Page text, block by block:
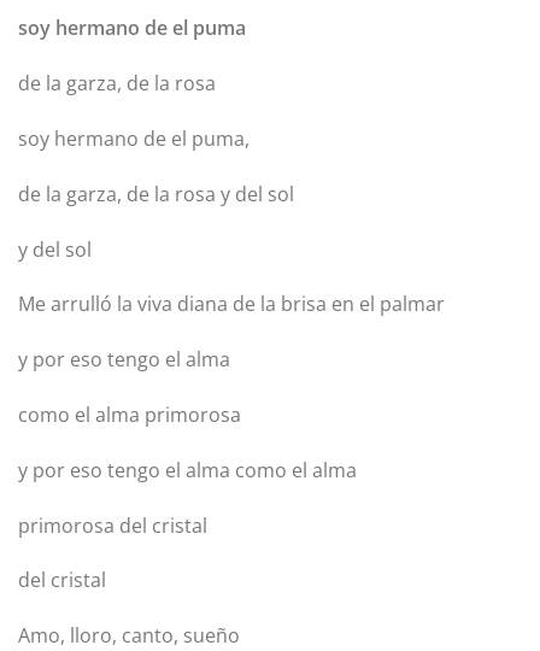
soy hermano de el puma
de la garza, de la rosa
soy hermano de el puma,
de la garza, de la rosa y del sol
y del sol
Me arrulló la viva diana de la brisa en el palmar
y por eso tengo el alma
como el alma primorosa
y por eso tengo el alma como el alma
primorosa del cristal
del cristal
Amo, lloro, canto, sueño